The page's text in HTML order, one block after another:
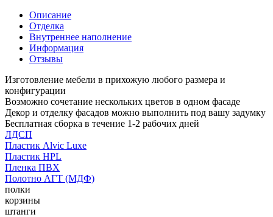
Описание
Отделка
Внутреннее наполнение
Информация
Отзывы
Изготовление мебели в прихожую любого размера и
конфигурации
Возможно сочетание нескольких цветов в одном фасаде
Декор и отделку фасадов можно выполнить под вашу задумку
Бесплатная сборка в течение 1-2 рабочих дней
ЛДСП
Пластик Alvic Luxe
Пластик HPL
Пленка ПВХ
Полотно АГТ (МДФ)
полки
корзины
штанги